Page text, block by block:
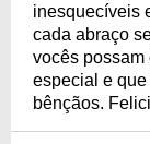
inesquecíveis
cada abraço
vocês possam
especial e
bênçãos.